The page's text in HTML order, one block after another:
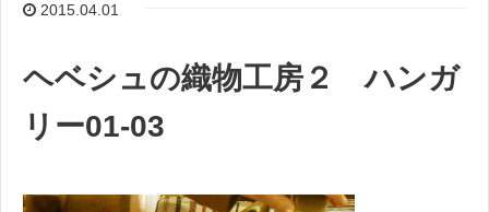
2015.04.01
ヘベシュの織物工房２ ハンガ
リー01-03